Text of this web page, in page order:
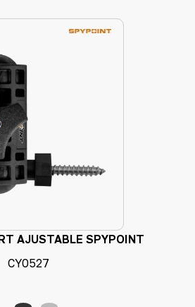
AJUSTABLE SPYPOINT
CY0527